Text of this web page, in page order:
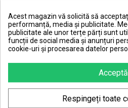
Acest magazin vă solicită să
performanță, media și publicitate.
publicitate ale unor terțe părți sunt
funcții de social media și anunțuri
cookie-uri și procesarea datelor
Acceptă
Respingeți toate